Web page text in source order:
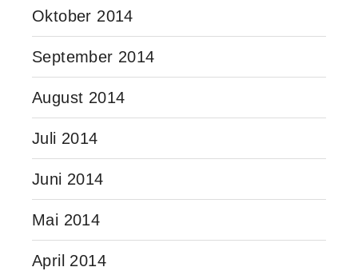
Oktober 2014
September 2014
August 2014
Juli 2014
Juni 2014
Mai 2014
April 2014